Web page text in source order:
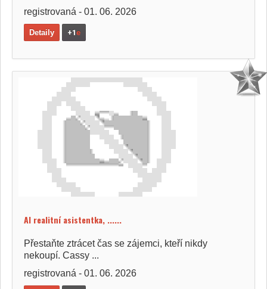
registrovaná - 01. 06. 2026
Detaily +1e
AI realitní asistentka, ......
Přestaňte ztrácet čas se zájemci, kteří nikdy
nekoupí. Cassy ...
registrovaná - 01. 06. 2026